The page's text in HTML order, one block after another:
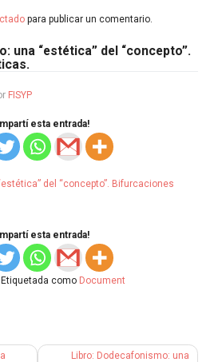
para publicar un comentario.
una “estética” del “concepto”.
FISYP
esta entrada!
del “concepto”. Bifurcaciones
esta entrada!
Etiquetada como Document
Libro: Dodecafonismo: una